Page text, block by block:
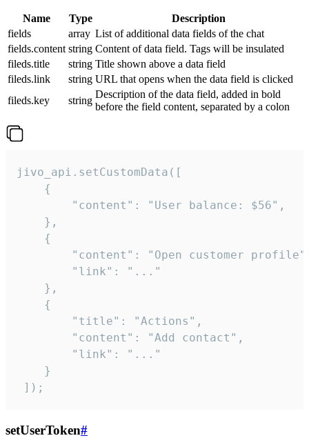
Name Type
Description
fields
array List of additional data fields of the chat
fields.content string Content of data field. Tags will be insulated
fileds.title
string Title shown above a data field
fileds.link
string URL that opens when the data field is clicked
fileds.key
string
Description of the data field, added in bold
before the field content, separated by a colon
jivo_api.setCustomData([
    {
        "content": "User balance: $56",
    },
    {
"content": "Open customer
        "link": "..."
    },
    {
        "title": "Actions",
        "content": "Add contact",
        "link": "..."
    }
]);
setUserToken#